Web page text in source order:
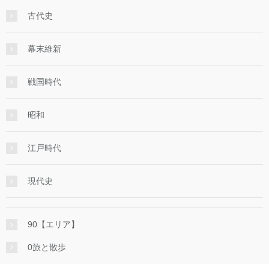
古代史
幕末維新
戦国時代
昭和
江戸時代
現代史
90【エリア】
0旅と散歩